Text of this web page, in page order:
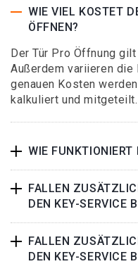
WIE VIEL KOSTET
ÖFFNEN?
Der Tür Pro Öffnung
Außerdem variieren die
genauen Kosten
kalkuliert und mitgeteilt.
WIE FUNKTIONIERT
FALLEN
DEN KEY-SERVICE
FALLEN
DEN KEY-SERVICE